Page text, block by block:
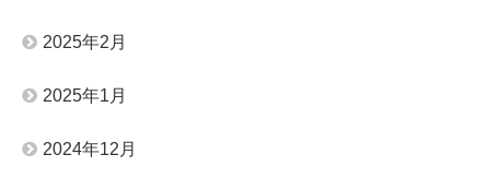
2025年2月
2025年1月
2024年12月